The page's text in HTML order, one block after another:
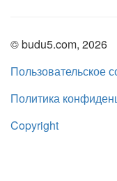
© budu5.com, 2026
Пользовательское
Политика
Copyright